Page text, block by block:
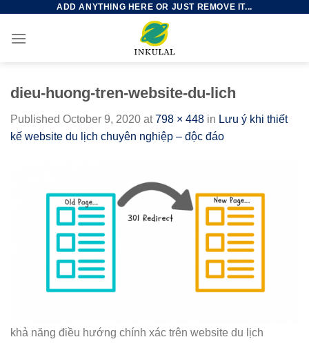
content
ADD ANYTHING HERE OR JUST REMOVE IT...
dieu-huong-tren-website-du-lich
Published October 9, 2020 at798 × 448 in Lưu ý khi thiết
kế website du lịch chuyên nghiệp – độc đáo
khả năng điều hướng chính xác trên website du lịch